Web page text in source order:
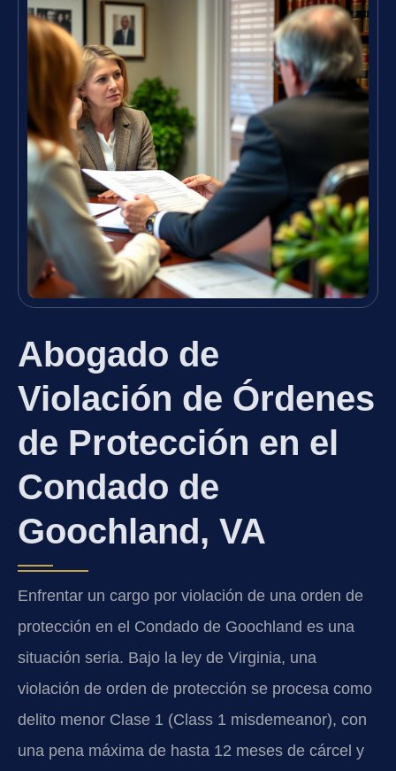
Abogado de
Violación de Órdenes
de Protección en el
Condado de
Goochland, VA
Enfrentar un cargo por violación de una orden de
protección en el Condado de Goochland es una
situación seria. Bajo la ley de Virginia, una
violación de orden de protección se procesa como
delito menor Clase 1 (Class 1 misdemeanor), con
una pena máxima de hasta 12 meses de cárcel y